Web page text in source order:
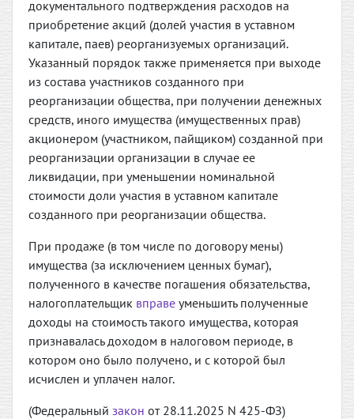
документального подтверждения расходов на
приобретение акций (долей участия в уставном
капитале, паев) реорганизуемых организаций.
Указанный порядок также применяется при выходе
из состава участников созданного при
реорганизации общества, при получении денежных
средств, иного имущества (имущественных прав)
акционером (участником, пайщиком) созданной при
реорганизации организации в случае ее
ликвидации, при уменьшении номинальной
стоимости доли участия в уставном капитале
созданного при реорганизации общества.
При продаже (в том числе по договору мены)
имущества (за исключением ценных бумаг),
полученного в качестве погашения обязательства,
налогоплательщик вправе уменьшить полученные
доходы на стоимость такого имущества, которая
признавалась доходом в налоговом периоде, в
котором оно было получено, и с которой был
исчислен и уплачен налог.
(Федеральный закон от 28.11.2025 N 425-ФЗ)